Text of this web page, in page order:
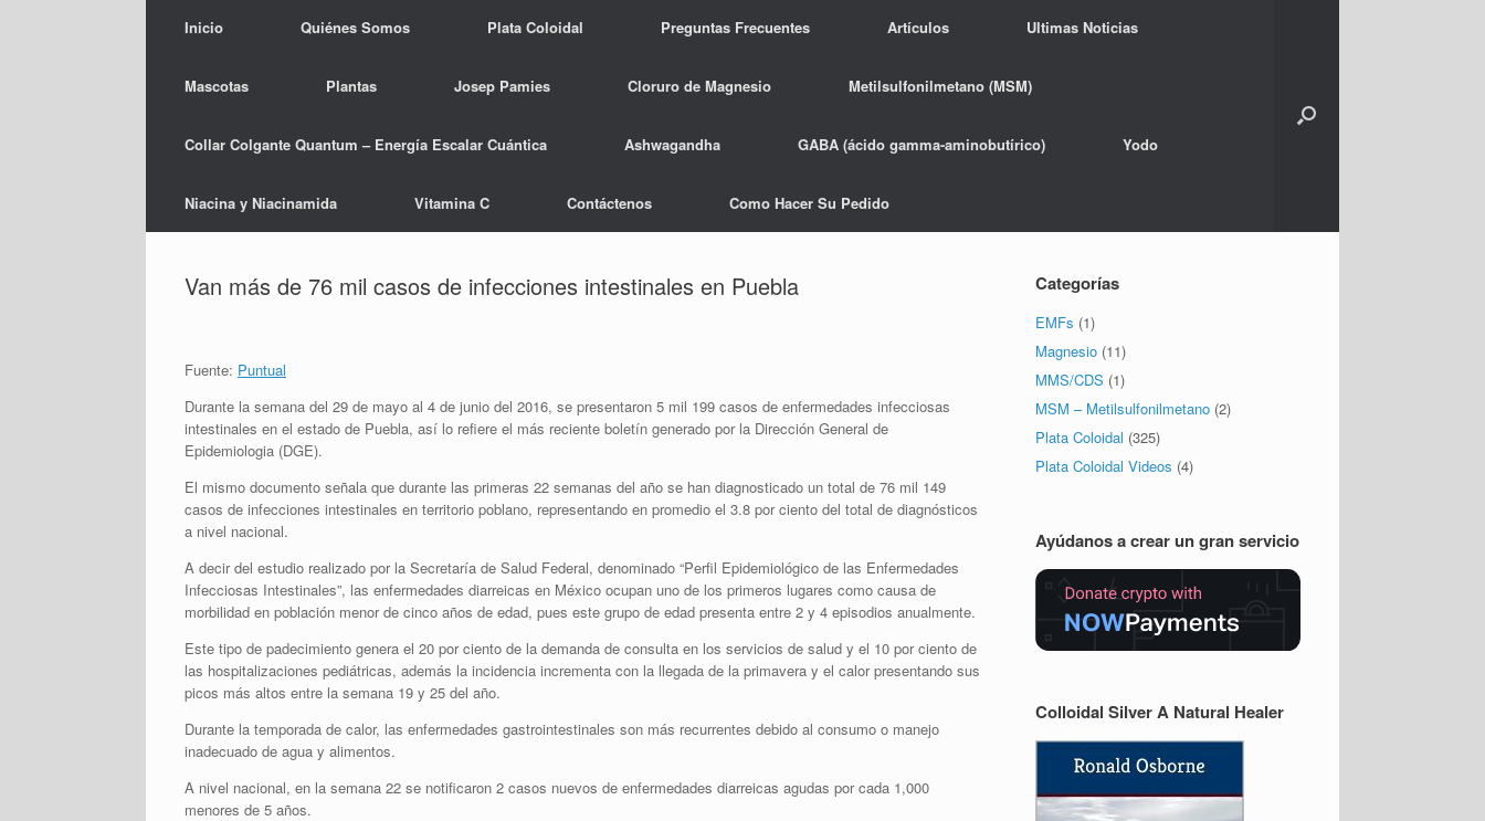
Inicio Quiénes Somos Plata Coloidal Preguntas Frecuentes Artículos Ultimas Noticias
Mascotas Plantas Josep Pamies Cloruro de Magnesio Metilsulfonilmetano (MSM)
Collar Colgante Quantum – Energía Escalar Cuántica Ashwagandha GABA (ácido gamma-aminobutírico) Yodo
Niacina y Niacinamida Vitamina C Contáctenos Como Hacer Su Pedido
Van más de 76 mil casos de infecciones intestinales en Puebla
Fuente: Puntual
Durante la semana del 29 de mayo al 4 de junio del 2016, se presentaron 5 mil 199 casos de enfermedades infecciosas
intestinales en el estado de Puebla, así lo refiere el más reciente boletín generado por la Dirección General de
Epidemiologia (DGE).
El mismo documento señala que durante las primeras 22 semanas del año se han diagnosticado un total de 76 mil 149
casos de infecciones intestinales en territorio poblano, representando en promedio el 3.8 por ciento del total de diagnósticos
a nivel nacional.
A decir del estudio realizado por la Secretaría de Salud Federal, denominado “Perfil Epidemiológico de las Enfermedades
Infecciosas Intestinales”, las enfermedades diarreicas en México ocupan uno de los primeros lugares como causa de
morbilidad en población menor de cinco años de edad, pues este grupo de edad presenta entre 2 y 4 episodios anualmente.
Este tipo de padecimiento genera el 20 por ciento de la demanda de consulta en los servicios de salud y el 10 por ciento de
las hospitalizaciones pediátricas, además la incidencia incrementa con la llegada de la primavera y el calor presentando sus
picos más altos entre la semana 19 y 25 del año.
Durante la temporada de calor, las enfermedades gastrointestinales son más recurrentes debido al consumo o manejo
inadecuado de agua y alimentos.
A nivel nacional, en la semana 22 se notificaron 2 casos nuevos de enfermedades diarreicas agudas por cada 1,000
menores de 5 años.
Categorías
EMFs (1)
Magnesio (11)
MMS/CDS (1)
MSM – Metilsulfonilmetano (2)
Plata Coloidal (325)
Plata Coloidal Videos (4)
Ayúdanos a crear un gran servicio
Colloidal Silver A Natural Healer